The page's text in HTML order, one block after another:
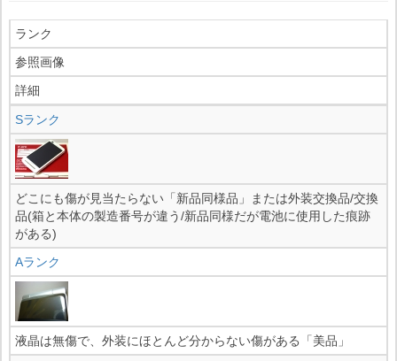
ランク
参照画像
詳細
Sランク
どこにも傷が見当たらない「新品同様品」または外装交換品/交換
品(箱と本体の製造番号が違う/新品同様だが電池に使用した痕跡
がある)
Aランク
液晶は無傷で、外装にほとんど分からない傷がある「美品」